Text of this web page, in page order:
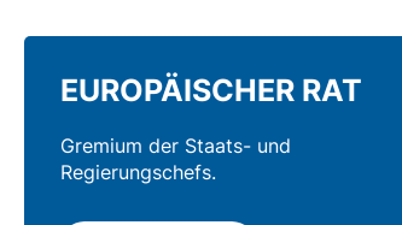
EUROPÄISCHER RAT
Gremium der Staats- und
Regierungschefs.